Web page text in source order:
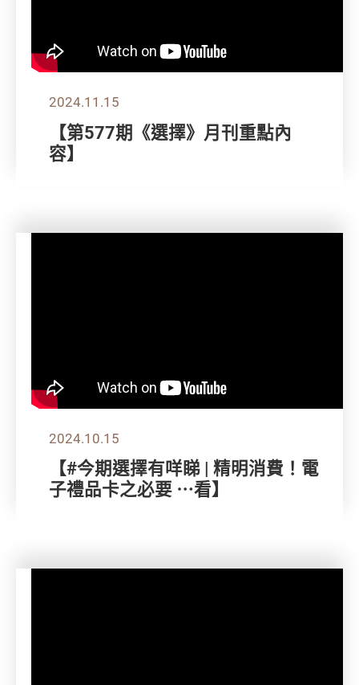
2024.11.15
【第577期《選擇》月刊重點內
容】
2024.10.15
【#今期選擇有咩睇 | 精明消費！電
子禮品卡之必要 ⋯看】